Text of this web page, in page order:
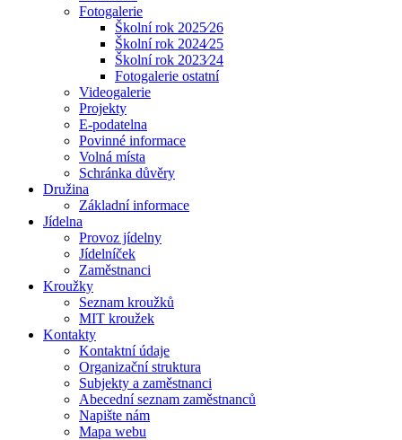
Fotogalerie
Školní rok 2025⁄26
Školní rok 2024⁄25
Školní rok 2023⁄24
Fotogalerie ostatní
Videogalerie
Projekty
E-podatelna
Povinné informace
Volná místa
Schránka důvěry
Družina
Základní informace
Jídelna
Provoz jídelny
Jídelníček
Zaměstnanci
Kroužky
Seznam kroužků
MIT kroužek
Kontakty
Kontaktní údaje
Organizační struktura
Subjekty a zaměstnanci
Abecední seznam zaměstnanců
Napište nám
Mapa webu